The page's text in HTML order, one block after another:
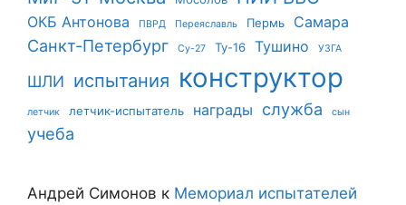
ОКБ Антонова ПВРД Переяславль Пермь Самара
Санкт-Петербург Су-27 Ту-16 Тушино УЗГА
ШЛИ испытания конструктор
летчик летчик-испытатель награды служба сын
учеба
Андрей Симонов к Мемориал испытателей